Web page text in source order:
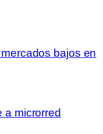
bajos en
a microrred